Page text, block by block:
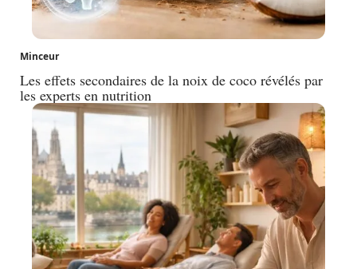
Minceur
Les effets secondaires de la noix de coco révélés par
les experts en nutrition